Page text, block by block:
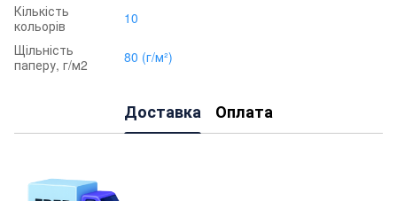
Кількість
кольорів
10
Щільність
паперу, г/м2
80 (г/м²)
Доставка Оплата